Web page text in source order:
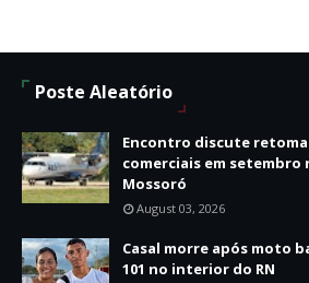
Poste Aleatório
Encontro discute
comerciais em
Mossoró
August 03, 2026
Casal morre após moto
101 no interior do RN